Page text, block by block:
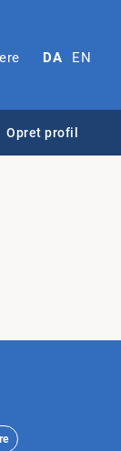
DA EN
Opret profil